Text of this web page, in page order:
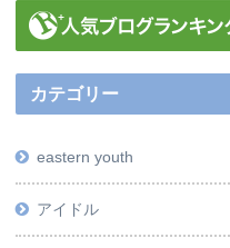
カテゴリー
eastern youth
アイドル